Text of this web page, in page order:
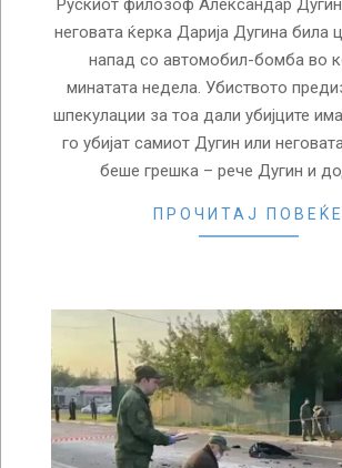
Рускиот филозоф Александар
неговата ќерка Дарија Дугина била
напад со автомобил-бомба во
минатата недела. Убиството
шпекулации за тоа дали убијците
го убијат самиот Дугин или
беше грешка – рече Дугин и
ПРОЧИТАЈ ПОВЕЌЕ